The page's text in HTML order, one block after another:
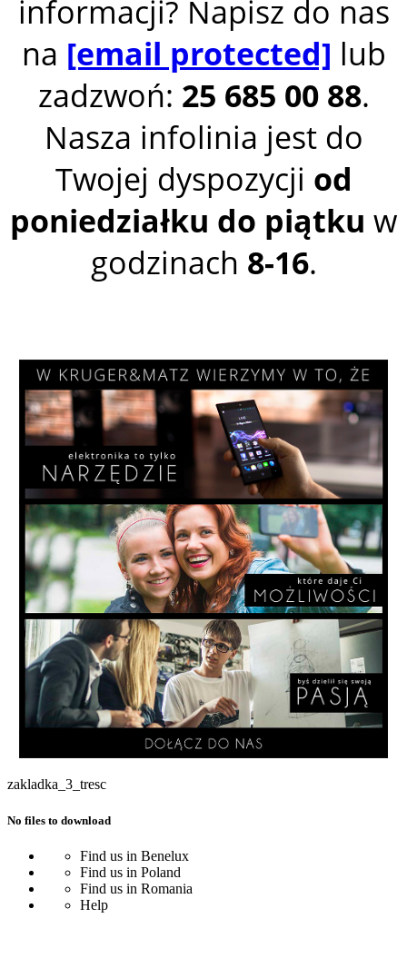
informacji? Napisz do nas
na [email protected] lub
zadzwoń: 25 685 00 88.
Nasza infolinia jest do
Twojej dyspozycji od
poniedziałku do piątku w
godzinach 8-16.
zakladka_3_tresc
No files to download
Find us in Benelux
Find us in Poland
Find us in Romania
Help